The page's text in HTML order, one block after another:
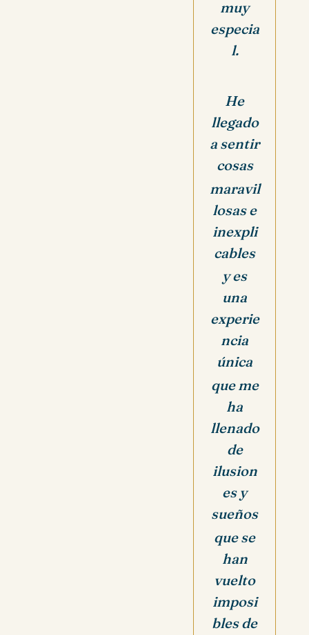
muy
especia
l.
He
llegado
a sentir
cosas
maravil
losas e
inexpli
cables
y es
una
experie
ncia
única
que me
ha
llenado
de
ilusion
es y
sueños
que se
han
vuelto
imposi
bles de